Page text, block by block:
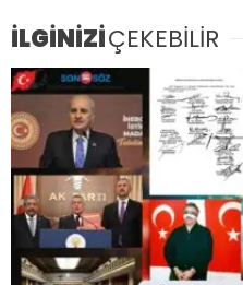
İLGİNİZİÇEKEBİLİR